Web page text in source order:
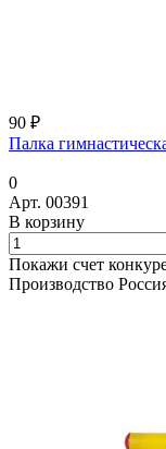
90 ₽
Палка
0
Арт. 00391
В корзину
Покажи счет
Производство